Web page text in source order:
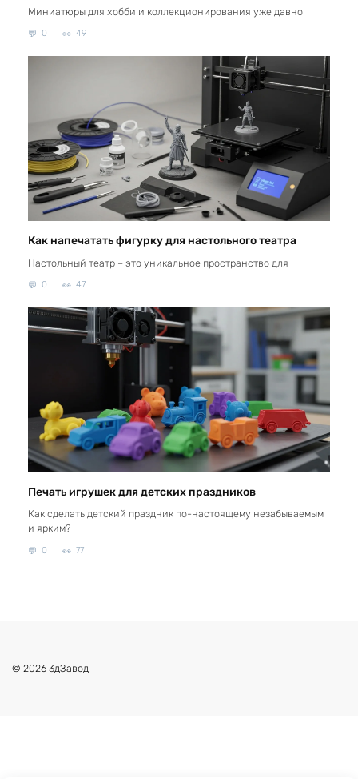
Миниатюры для хобби и коллекционирования уже давно
0 49
Как напечатать фигурку для настольного театра
Настольный театр – это уникальное пространство для
0 47
Печать игрушек для детских праздников
Как сделать детский праздник по-настоящему незабываемым
и ярким?
0 77
© 2026 3дЗавод